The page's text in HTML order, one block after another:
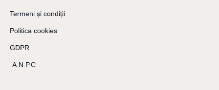
Termeni și condiții
Politica cookies
GDPR
A.N.P.C